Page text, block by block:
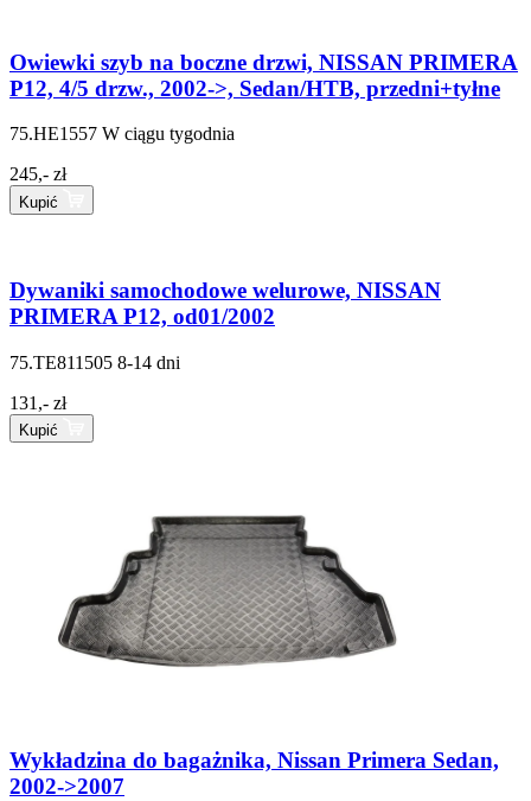
Owiewki szyb na boczne drzwi, NISSAN PRIMERA
P12, 4/5 drzw., 2002->, Sedan/HTB, przedni+tyłne
75.HE1557 W ciągu tygodnia
245,- zł
Kupić
Dywaniki samochodowe welurowe, NISSAN
PRIMERA P12, od01/2002
75.TE811505 8-14 dni
131,- zł
Kupić
Wykładzina do bagażnika, Nissan Primera Sedan,
2002->2007